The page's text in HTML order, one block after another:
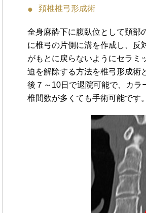
頚椎椎弓形成術
全身麻酔下に腹臥位として頚部
に椎弓の片側に溝を作成し、反
がもとに戻らないようにセラミ
迫を解除する方法を椎弓形成術
後７～10日で退院可能で、カラ
椎間数が多くても手術可能です。